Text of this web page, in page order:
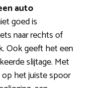
auto
goed is
naar rechts of
Ook geeft het een
slijtage. Met
het juiste spoor